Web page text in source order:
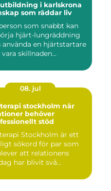
i karlskrona
som räddar liv
som snabbt kan
hjärt-lungräddning
använda en hjärtstartare
vara skillnaden...
08. jul
stockholm när
behöver
stöd
Stockholm är ett
sökord för par som
att relationens
har blivit svå...